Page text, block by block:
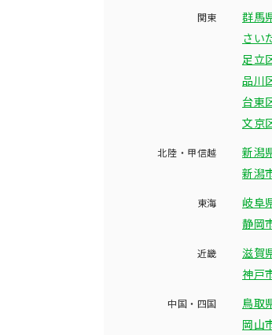
関東 群馬
さい
足立
品川
台東
文京
北陸・甲信越 新潟
新潟
東海 岐阜
静岡
近畿 滋賀
神戸
中国・四国 鳥取
岡山